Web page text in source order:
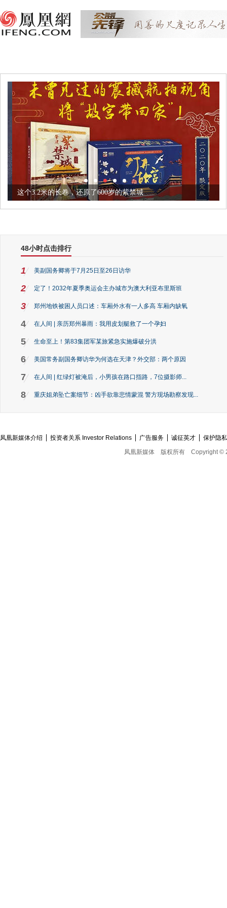
这个3.2米的长卷，还原了600岁的紫禁城
48小时点击排行
1 美副国务卿将于7月25日至26日访华
2 定了！2032年夏季奥运会主办城市为澳大利亚布里斯班
3 郑州地铁被困人员口述：车厢外水有一人多高 车厢内缺氧
4 在人间 | 亲历郑州暴雨：我用皮划艇救了一个孕妇
5 生命至上！第83集团军某旅紧急实施爆破分洪
6 美国常务副国务卿访华为何选在天津？外交部：两个原因
7 在人间 | 红绿灯被淹后，小男孩在路口指路，7位摄影师...
8 重庆姐弟坠亡案细节：凶手欲靠悲情蒙混 警方现场勘察发现...
凤凰新媒体介绍 投资者关系 Investor Relations 广告服务 诚征英才
保护隐
凤凰新媒体
版权所有 Copyright ©